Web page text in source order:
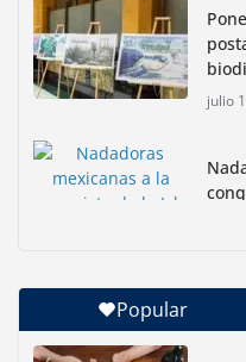
julio
Con jornada
for Animals buscan
Popular